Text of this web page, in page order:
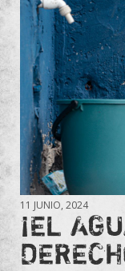
11 JUNIO, 2024
¡EL